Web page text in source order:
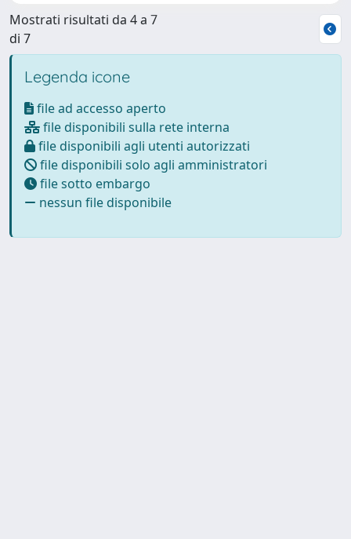
Mostrati risultati da 4 a 7
di 7
Legenda icone
file ad accesso aperto
file disponibili sulla rete interna
file disponibili agli utenti autorizzati
file disponibili solo agli amministratori
file sotto embargo
nessun file disponibile